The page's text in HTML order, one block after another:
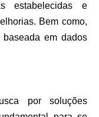
estabelecidas e
Bem como,
em dados
por soluções